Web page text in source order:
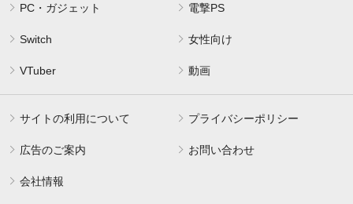
PC・ガジェット 電撃PS
Switch 女性向け
VTuber 動画
サイトの利用について プライバシーポリシー
広告のご案内 お問い合わせ
会社情報